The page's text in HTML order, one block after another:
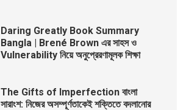
Daring Greatly Book Summary
Bangla | Brené Brown এর সাহস ও
Vulnerability নিয়ে অনুপ্রেরণামূলক শিক্ষা
The Gifts of Imperfection বাংলা
সারাংশ: নিজের অসম্পূর্ণতাকেই শক্তিতে বদলানোর